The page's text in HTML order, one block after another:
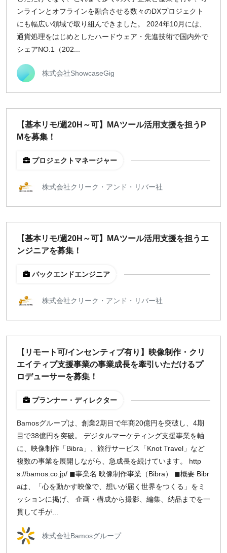
ンラインとオフラインを融合させる数々のDXプロジェクト
にも幅広い領域で取り組んできました。 2024年10月には、
通貨処理をはじめとしたハードウェア・先進技術で国内外で
シェアNO.1（202...
株式会社ShowcaseGig
【基本リモ/週20H～可】MAツール活用支援を担うP
Mを募集！
プロジェクトマネージャー
株式会社クリーク・アンド・リバー社
【基本リモ/週20H～可】MAツール活用支援を担うエ
ンジニアを募集！
バックエンドエンジニア
株式会社クリーク・アンド・リバー社
【リモート可/インセンティブ有り】映像制作・クリ
エイティブ支援事業の事業成長を牽引いただけるプ
ロデューサーを募集！
プランナー・ディレクター
Bamosグループは、創業2期目で年商20億円を突破し、4期
目で38億円を突破。 デジタルマーケティング支援事業を軸
に、映像制作「Bibra」、旅行サービス「Knot Travel」など
複数の事業を展開しながら、急成長を続けています。 http
s://bamos.co.jp/ ◼事業名 映像制作事業（Bibra） ◼概要 Bibr
aは、「心を動かす映像で、想いが届く世界をつくる」をミ
ッションに掲げ、 企画・構成から撮影、編集、納品までを一
貫して手が...
株式会社Bamosグループ